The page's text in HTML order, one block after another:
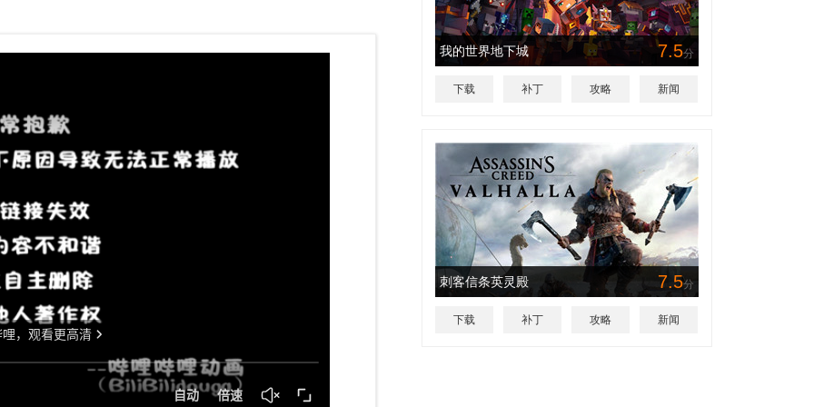
我的世界地下城 7.5分
下载 补丁 攻略 新闻
刺客信条英灵殿 7.5分
下载 补丁 攻略 新闻